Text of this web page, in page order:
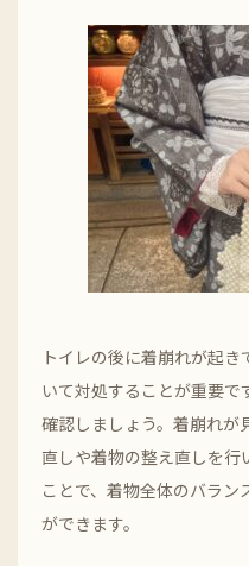
トイレの後に着崩れが起
いて対処することが重要で
確認しましょう。着崩れが
直しや着物の整え直しを行
ことで、着物全体のバラン
ができます。